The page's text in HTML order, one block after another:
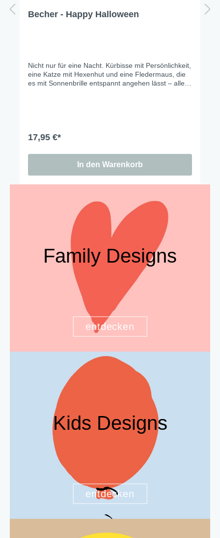
Becher - Happy Halloween
Nicht nur für eine Nacht. Kürbisse mit Persönlichkeit,
eine Katze mit Hexenhut und eine Fledermaus, die
es mit Sonnenbrille entspannt angehen lässt – alles
17,95 €*
In den Warenkorb
Family Designs
entdecken
Kids Designs
entdecken